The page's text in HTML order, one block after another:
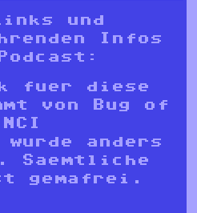
und
Infos
fuer diese
von Bug of
NCI
anders
Saemtliche
gemafrei.